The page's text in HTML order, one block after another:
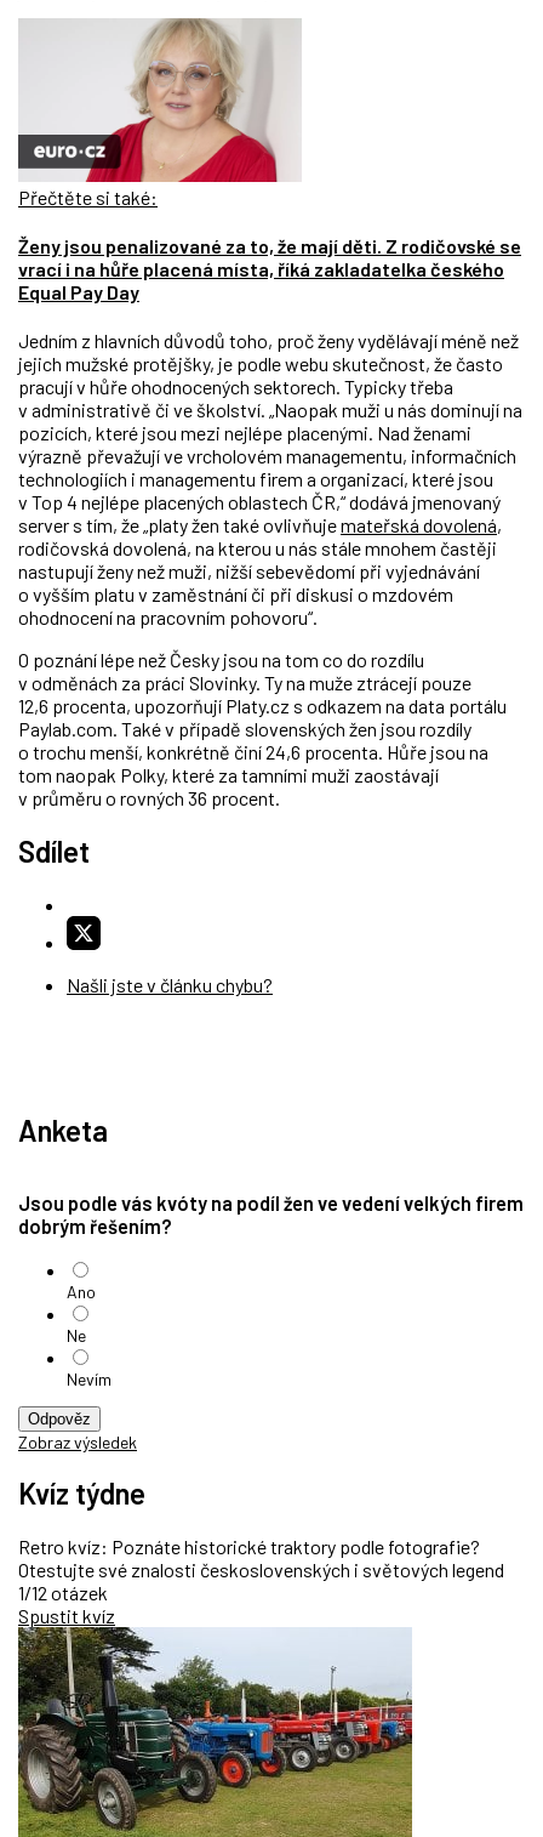
Přečtěte si také:
Ženy jsou penalizované za to, že mají děti. Z rodičovské se
vrací i na hůře placená místa, říká zakladatelka českého
Equal Pay Day
Jedním z hlavních důvodů toho, proč ženy vydělávají méně než
jejich mužské protějšky, je podle webu skutečnost, že často
pracují v hůře ohodnocených sektorech. Typicky třeba
v administrativě či ve školství. „Naopak muži u nás dominují na
pozicích, které jsou mezi nejlépe placenými. Nad ženami
výrazně převažují ve vrcholovém managementu, informačních
technologiích i managementu firem a organizací, které jsou
v Top 4 nejlépe placených oblastech ČR,“ dodává jmenovaný
server s tím, že „platy žen také ovlivňujemateřská dovolená,
rodičovská dovolená, na kterou u nás stále mnohem častěji
nastupují ženy než muži, nižší sebevědomí při vyjednávání
o vyšším platu v zaměstnání či při diskusi o mzdovém
ohodnocení na pracovním pohovoru“.
O poznání lépe než Česky jsou na tom co do rozdílu
v odměnách za práci Slovinky. Ty na muže ztrácejí pouze
12,6 procenta, upozorňují Platy.cz s odkazem na data portálu
Paylab.com. Také v případě slovenských žen jsou rozdíly
o trochu menší, konkrétně činí 24,6 procenta. Hůře jsou na
tom naopak Polky, které za tamními muži zaostávají
v průměru o rovných 36 procent.
Sdílet
Našli jste v článku chybu?
Anketa
Jsou podle vás kvóty na podíl žen ve vedení velkých firem
dobrým řešením?
Ano
Ne
Nevím
Odpověz
Zobraz výsledek
Kvíz týdne
Retro kvíz: Poznáte historické traktory podle fotografie?
Otestujte své znalosti československých i světových legend
1/12 otázek
Spustit kvíz